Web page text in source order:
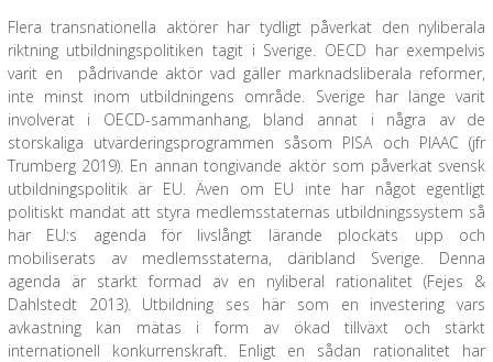
Flera transnationella aktörer har tydligt påverkat den nyliberala
riktning utbildningspolitiken tagit i Sverige. OECD har exempelvis
varit en pådrivande aktör vad gäller marknadsliberala reformer,
inte minst inom utbildningens område. Sverige har länge varit
involverat i OECD-sammanhang, bland annat i några av de
storskaliga utvärderingsprogrammen såsom PISA och PIAAC (jfr
Trumberg 2019). En annan tongivande aktör som påverkat svensk
utbildningspolitik är EU. Även om EU inte har något egentligt
politiskt mandat att styra medlemsstaternas utbildningssystem så
har EU:s agenda för livslångt lärande plockats upp och
mobiliserats av medlemsstaterna, däribland Sverige. Denna
agenda är starkt formad av en nyliberal rationalitet (Fejes &
Dahlstedt 2013). Utbildning ses här som en investering vars
avkastning kan mätas i form av ökad tillväxt och stärkt
internationell konkurrenskraft. Enligt en sådan rationalitet har